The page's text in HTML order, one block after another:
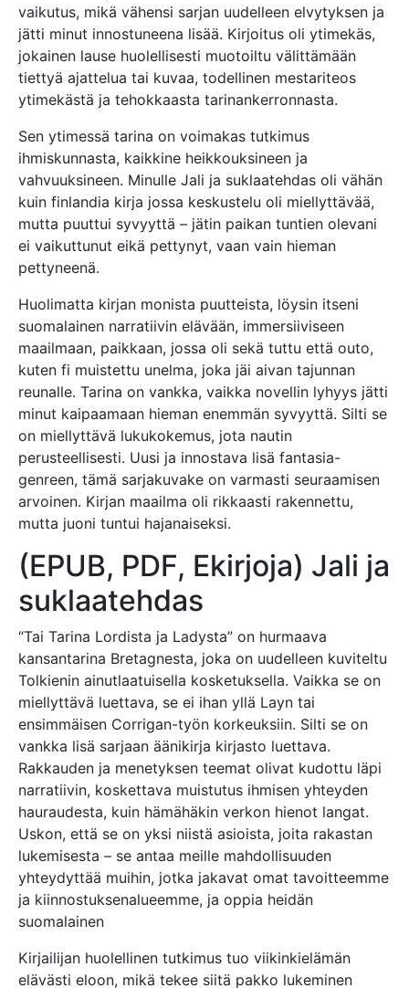
vaikutus, mikä vähensi sarjan uudelleen elvytyksen ja
jätti minut innostuneena lisää. Kirjoitus oli ytimekäs,
jokainen lause huolellisesti muotoiltu välittämään
tiettyä ajattelua tai kuvaa, todellinen mestariteos
ytimekästä ja tehokkaasta tarinankerronnasta.
Sen ytimessä tarina on voimakas tutkimus
ihmiskunnasta, kaikkine heikkouksineen ja
vahvuuksineen. Minulle Jali ja suklaatehdas oli vähän
kuin finlandia kirja​ jossa keskustelu oli miellyttävää,
mutta puuttui syvyyttä – jätin paikan tuntien olevani
ei vaikuttunut eikä pettynyt, vaan vain hieman
pettyneenä.
Huolimatta kirjan monista puutteista, löysin itseni
suomalainen narratiivin elävään, immersiiviseen
maailmaan, paikkaan, jossa oli sekä tuttu että outo,
kuten fi muistettu unelma, joka jäi aivan tajunnan
reunalle. Tarina on vankka, vaikka novellin lyhyys jätti
minut kaipaamaan hieman enemmän syvyyttä. Silti se
on miellyttävä lukukokemus, jota nautin
perusteellisesti. Uusi ja innostava lisä fantasia-
genreen, tämä sarjakuvake on varmasti seuraamisen
arvoinen. Kirjan maailma oli rikkaasti rakennettu,
mutta juoni tuntui hajanaiseksi.
(EPUB, PDF, Ekirjoja) Jali ja
suklaatehdas
“Tai Tarina Lordista ja Ladysta” on hurmaava
kansantarina Bretagnesta, joka on uudelleen kuviteltu
Tolkienin ainutlaatuisella kosketuksella. Vaikka se on
miellyttävä luettava, se ei ihan yllä Layn tai
ensimmäisen Corrigan-työn korkeuksiin. Silti se on
vankka lisä sarjaan äänikirja kirjasto luettava.
Rakkauden ja menetyksen teemat olivat kudottu läpi
narratiivin, koskettava muistutus ihmisen yhteyden
hauraudesta, kuin hämähäkin verkon hienot langat.
Uskon, että se on yksi niistä asioista, joita rakastan
lukemisesta – se antaa meille mahdollisuuden
yhteydyttää muihin, jotka jakavat omat tavoitteemme
ja kiinnostuksenalueemme, ja oppia heidän
suomalainen
Kirjailijan huolellinen tutkimus tuo viikinkielämän
elävästi eloon, mikä tekee siitä pakko lukeminen